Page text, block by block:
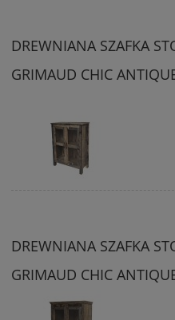
DREWNIANA SZAFKA
GRIMAUD CHIC
DREWNIANA SZAFKA
GRIMAUD CHIC